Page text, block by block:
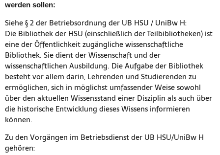
werden sollen:
Siehe § 2 der Betriebsordnung der UB HSU / UniBw H:
Die Bibliothek der HSU (einschließlich der Teilbibliotheken) ist
eine der Öffentlichkeit zugängliche wissenschaftliche
Bibliothek. Sie dient der Wissenschaft und der
wissenschaftlichen Ausbildung. Die Aufgabe der Bibliothek
besteht vor allem darin, Lehrenden und Studierenden zu
ermöglichen, sich in möglichst umfassender Weise sowohl
über den aktuellen Wissensstand einer Disziplin als auch über
die historische Entwicklung dieses Wissens informieren
können.
Zu den Vorgängen im Betriebsdienst der UB HSU/UniBw H
gehören: